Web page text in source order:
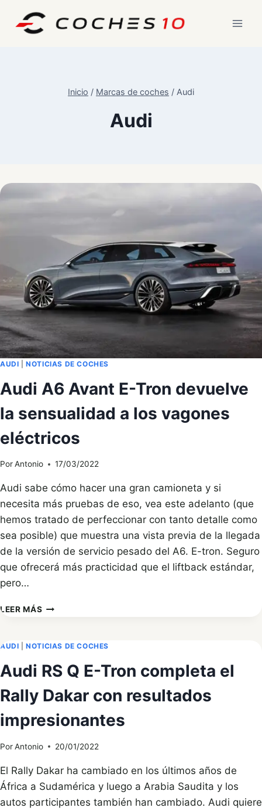
Inicio / Marcas de coches / Audi
Audi
AUDI |NOTICIAS DE COCHES
Audi A6 Avant E-Tron devuelve
la sensualidad a los vagones
eléctricos
PorAntonio 17/03/2022
Audi sabe cómo hacer una gran camioneta y si
necesita más pruebas de eso, vea este adelanto (que
hemos tratado de perfeccionar con tanto detalle como
sea posible) que muestra una vista previa de la llegada
de la versión de servicio pesado del A6. E-tron. Seguro
que ofrecerá más practicidad que el liftback estándar,
pero…
LEER MÁS AUDI
E-
DEVUELVE
SENSUALIDAD
LOS
VAGONES
ELÉCTRICOS
AUDI |NOTICIAS DE COCHES
Audi RS Q E-Tron completa el
Rally Dakar con resultados
impresionantes
PorAntonio 20/01/2022
El Rally Dakar ha cambiado en los últimos años de
África a Sudamérica y luego a Arabia Saudita y los
autos participantes también han cambiado. Audi quiere